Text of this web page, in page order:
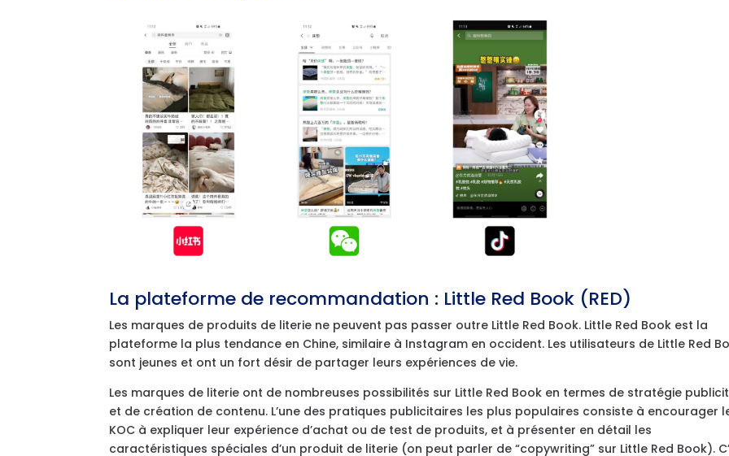
La plateforme de recommandation : Little Red Book (RED)
Les marques de produits de literie ne peuvent pas passer outre Little Red Book. Little Red Book est la
plateforme la plus tendance en Chine, similaire à Instagram en occident. Les utilisateurs de Little Red
sont jeunes et ont un fort désir de partager leurs expériences de vie.
Les marques de literie ont de nombreuses possibilités sur Little Red Book en termes de stratégie
et de création de contenu. L’une des pratiques publicitaires les plus populaires consiste à encourager
KOC à expliquer leur expérience d’achat ou de test de produits, et à présenter en détail les
caractéristiques spéciales d’un produit de literie (on peut parler de “copywriting” sur Little Red Book).